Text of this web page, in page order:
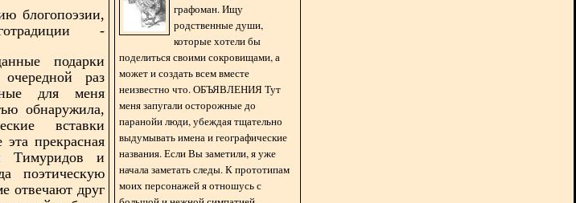
блогопоэзии,
-
подарки
раз
для меня
обнаружила,
вставки
прекрасная
Тимуридов и
поэтическую
отвечают друг
графоман. Ищу
родственные души,
которые хотели бы
поделиться своими сокровищами, а
может и создать всем вместе
неизвестно что. ОБЪЯВЛЕНИЯ Тут
меня запугали осторожные до
паранойи люди, убеждая тщательно
выдумывать имена и географические
названия. Если Вы заметили, я уже
начала заметать следы. К прототипам
моих персонажей я отношусь с